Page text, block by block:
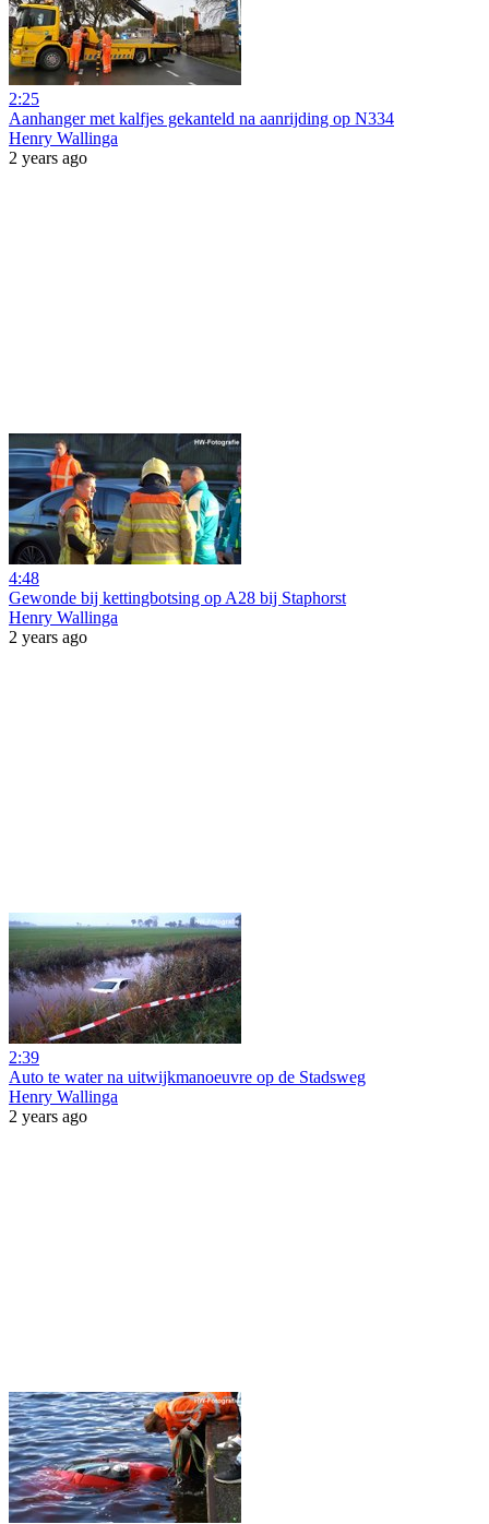
2:25
Aanhanger met kalfjes gekanteld na aanrijding op N334
Henry Wallinga
2 years ago
4:48
Gewonde bij kettingbotsing op A28 bij Staphorst
Henry Wallinga
2 years ago
2:39
Auto te water na uitwijkmanoeuvre op de Stadsweg
Henry Wallinga
2 years ago